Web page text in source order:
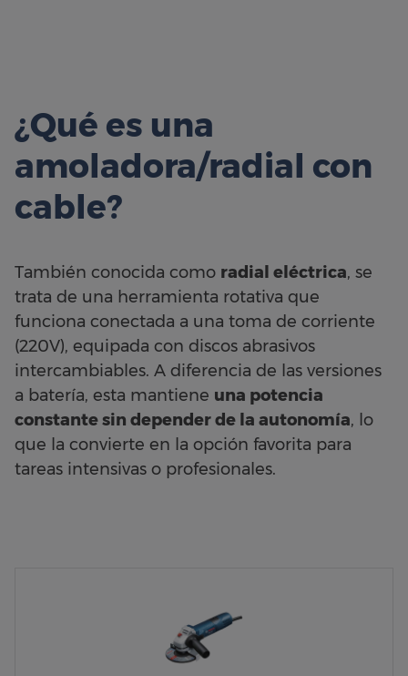
¿Qué es una
amoladora/radial con
cable?
También conocida como radial eléctrica, se
trata de una herramienta rotativa que
funciona conectada a una toma de corriente
(220V), equipada con discos abrasivos
intercambiables. A diferencia de las versiones
a batería, esta mantiene una potencia
constante sin depender de la autonomía, lo
que la convierte en la opción favorita para
tareas intensivas o profesionales.